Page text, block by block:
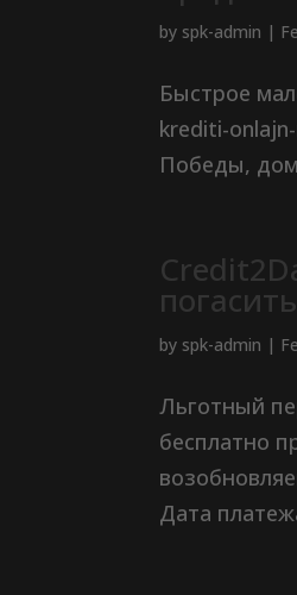
by spk-admin |
Быстрое
krediti-
Победы,
by spk-admin |
Льготный
бесплатно
Дата